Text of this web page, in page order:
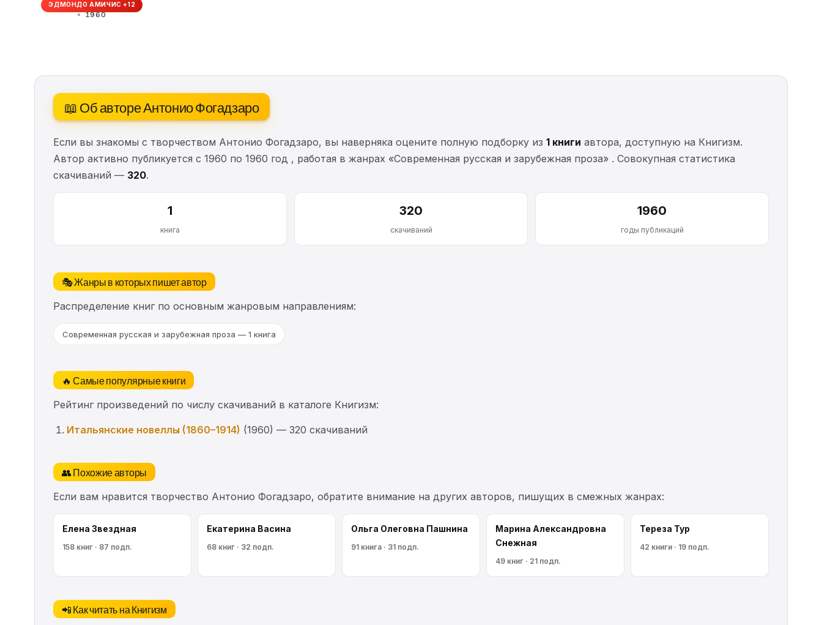
ЭДМОНДО АМИЧИС +12
1960
📖 Об авторе Антонио Фогадзаро
Если вы знакомы с творчеством Антонио Фогадзаро, вы наверняка оцените полную подборку из 1 книги автора, доступную на Книгизм.
Автор активно публикуется с 1960 по 1960 год , работая в жанрах «Современная русская и зарубежная проза» . Совокупная статистика
скачиваний — 320.
1
книга
320
скачиваний
1960
годы публикаций
🎭 Жанры в которых пишет автор
Распределение книг по основным жанровым направлениям:
Современная русская и зарубежная проза — 1 книга
🔥 Самые популярные книги
Рейтинг произведений по числу скачиваний в каталоге Книгизм:
Итальянские новеллы (1860–1914) (1960) — 320 скачиваний
👥 Похожие авторы
Если вам нравится творчество Антонио Фогадзаро, обратите внимание на других авторов, пишущих в смежных жанрах:
Елена Звездная
158 книг · 87 подп.
Екатерина Васина
68 книг · 32 подп.
Ольга Олеговна Пашнина
91 книга · 31 подп.
Марина Александровна
Снежная
49 книг · 21 подп.
Тереза Тур
42 книги · 19 подп.
📲 Как читать на Книгизм